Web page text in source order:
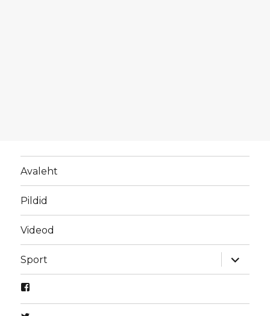
Avaleht
Pildid
Videod
Sport
laienda